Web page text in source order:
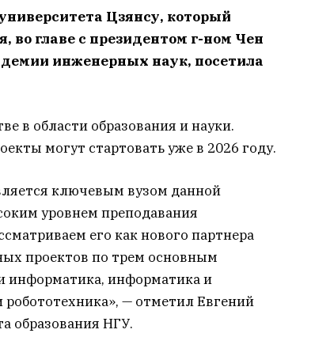
Цзянсу, который
во главе с президентом г-ном Чен
инженерных наук, посетила
в области образования и науки.
могут стартовать уже в 2026 году.
ключевым вузом данной
уровнем преподавания
его как нового партнера
проектов по трем основным
информатика, информатика и
— отметил Евгений
образования НГУ.